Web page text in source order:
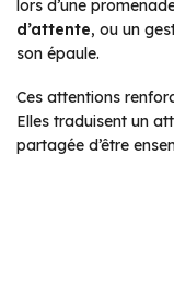
lors d’une
d’attente, ou un
son épaule.
Ces attentions
Elles traduisent un
partagée d’être